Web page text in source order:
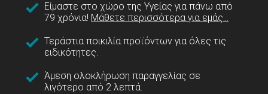
Είμαστε στο χώρο της Υγείας για πάνω από
79 χρόνια! Μάθετε περισσότερα για εμάς...
Τεράστια ποικιλία προϊόντων για όλες τις
ειδικότητες.
Άμεση ολοκλήρωση παραγγελίας σε
λιγότερο από 2 λεπτά.